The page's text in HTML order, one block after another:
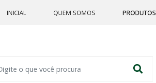
INICIAL QUEM SOMOS PRODUTOS